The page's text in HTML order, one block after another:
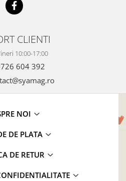
CLIENTI
10:00-17:00
604 392
NOI
DE PLATA
DE RETUR